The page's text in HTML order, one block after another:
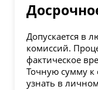
Допускается в
комиссий.
фактическое
Точную сумму к
узнать в